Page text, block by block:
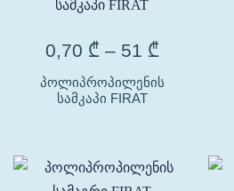
0,70 ₾ – 51 ₾
პოლიპროპილენის
სამკაპი FIRAT